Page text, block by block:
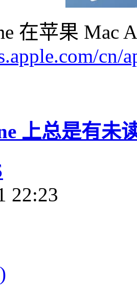
在苹果 Mac
cn/
上总是有未
22:23